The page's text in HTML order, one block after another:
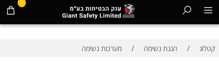
0
קטלוג / הגנת נשימה / מערכות נשימה